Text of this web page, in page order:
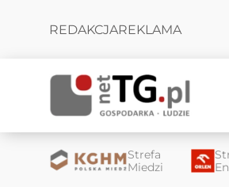
REDAKCJAREKLAMA
Strefa
Miedzi